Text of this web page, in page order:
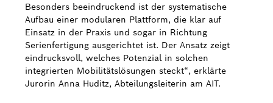
Besonders beeindruckend ist der systematische
Aufbau einer modularen Plattform, die klar auf
Einsatz in der Praxis und sogar in Richtung
Serienfertigung ausgerichtet ist. Der Ansatz zeigt
eindrucksvoll, welches Potenzial in solchen
integrierten Mobilitätslösungen steckt“, erklärte
Jurorin Anna Huditz, Abteilungsleiterin am AIT.